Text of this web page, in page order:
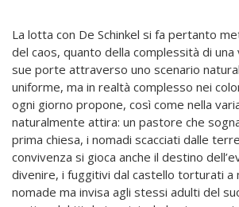
La lotta con De Schinkel si fa pertanto
del caos, quanto della complessità di una
sue porte attraverso uno scenario
uniforme, ma in realtà complesso nei
ogni giorno propone, così come nella
naturalmente attira: un pastore che
prima chiesa, i nomadi scacciati dalle terre
convivenza si gioca anche il destino
divenire, i fuggitivi dal castello torturati a
nomade ma invisa agli stessi adulti del